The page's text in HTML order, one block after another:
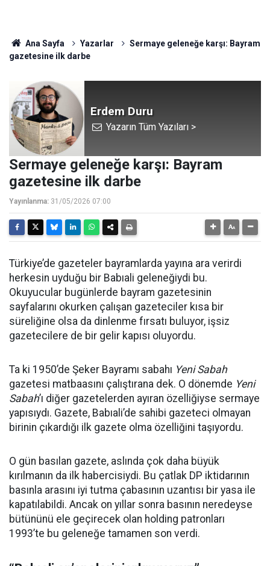
Ana Sayfa Yazarlar
Sermaye geleneğe karşı: Bayram
gazetesine ilk darbe
Erdem Duru
Yazarın Tüm Yazıları >
Sermaye geleneğe karşı: Bayram
gazetesine ilk darbe
Yayınlanma: 31/05/2026 07:00
Türkiye’de gazeteler bayramlarda yayına ara verirdi
herkesin uyduğu bir Babıali geleneğiydi bu.
Okuyucular bugünlerde bayram gazetesinin
sayfalarını okurken çalışan gazeteciler kısa bir
süreliğine olsa da dinlenme fırsatı buluyor, işsiz
gazetecilere de bir gelir kapısı oluyordu.
Ta ki 1950’de Şeker Bayramı sabahı Yeni Sabah
gazetesi matbaasını çalıştırana dek. O dönemde Yeni
Sabah’ı diğer gazetelerden ayıran özelliğiyse sermaye
yapısıydı. Gazete, Babıali’de sahibi gazeteci olmayan
birinin çıkardığı ilk gazete olma özelliğini taşıyordu.
O gün basılan gazete, aslında çok daha büyük
kırılmanın da ilk habercisiydi. Bu çatlak DP iktidarının
basınla arasını iyi tutma çabasının uzantısı bir yasa ile
kapatılabildi. Ancak on yıllar sonra basının neredeyse
bütününü ele geçirecek olan holding patronları
1993’te bu geleneğe tamamen son verdi.